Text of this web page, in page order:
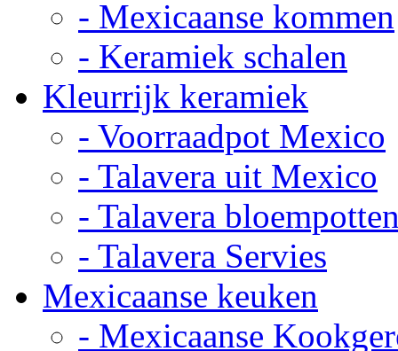
- Mexicaanse kommen
- Keramiek schalen
Kleurrijk keramiek
- Voorraadpot Mexico
- Talavera uit Mexico
- Talavera
- Talavera Servies
Mexicaanse keuken
- Mexicaanse